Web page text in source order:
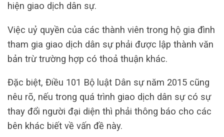
hiện giao dịch dân sự.
Việc uỷ quyền của các thành viên trong hộ gia đình
tham gia giao dịch dân sự phải được lập thành văn
bản trừ trường hợp có thoả thuận khác.
Đặc biệt, Điều 101 Bộ luật Dân sự năm 2015 cũng
nêu rõ, nếu trong quá trình giao dịch dân sự có sự
thay đổi người đại diện thì phải thông báo cho các
bên khác biết về vấn đề này.